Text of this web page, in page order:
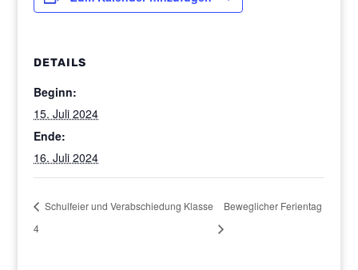
DETAILS
Beginn:
15. Juli 2024
Ende:
16. Juli 2024
Schulfeier und Verabschiedung Klasse
4
Beweglicher Ferientag